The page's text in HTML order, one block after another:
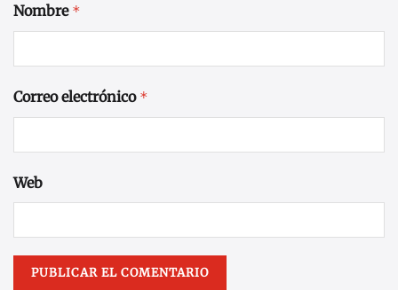
Nombre *
Correo electrónico *
Web